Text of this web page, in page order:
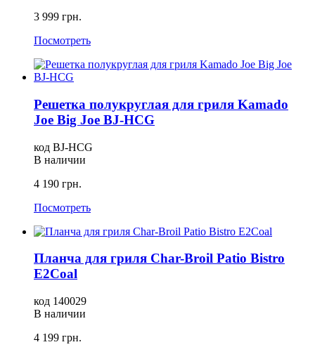
3 999 грн.
Посмотреть
Решетка полукруглая для гриля Kamado
Joe Big Joe BJ-HCG
код BJ-HCG
В наличии
4 190 грн.
Посмотреть
Планча для гриля Char-Broil Patio Bistro
E2Coal
код 140029
В наличии
4 199 грн.